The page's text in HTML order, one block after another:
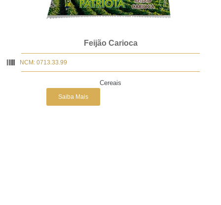
Feijão Carioca
NCM: 0713.33.99
Cereais
Saiba Mais